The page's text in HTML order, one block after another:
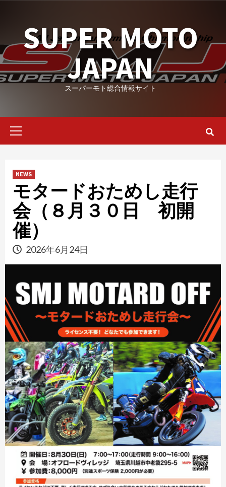
contentSUPER MOTO
JAPAN
スーパーモト総合情報サイト
Primary
NEWS
モタードおためし走行
会（８月３０日 初開
催）
2026年6月24日